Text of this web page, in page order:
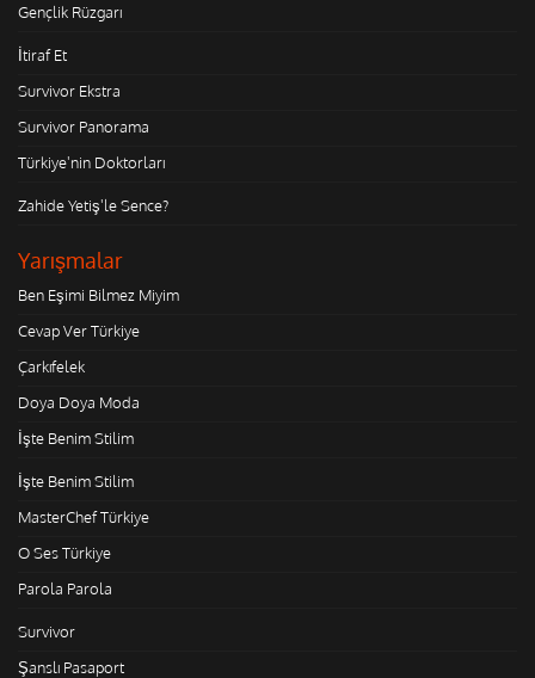
Gençlik Rüzgarı
İtiraf Et
Survivor Ekstra
Survivor Panorama
Türkiye'nin Doktorları
Zahide Yetiş'le Sence?
Yarışmalar
Ben Eşimi Bilmez Miyim
Cevap Ver Türkiye
Çarkıfelek
Doya Doya Moda
İşte Benim Stilim
İşte Benim Stilim
MasterChef Türkiye
O Ses Türkiye
Parola Parola
Survivor
Şanslı Pasaport